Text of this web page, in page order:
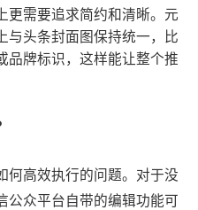
更需要追求简约和清晰。元
与头条封面图保持统一，比
品牌标识，这样能让整个推
何高效执行的问题。对于没
公众平台自带的编辑功能可